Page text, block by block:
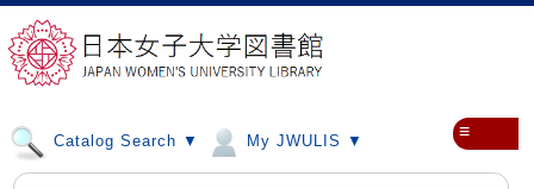
Catalog Search ▼ My JWULIS ▼ ≡